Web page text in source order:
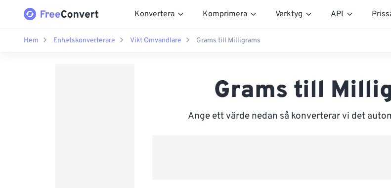
Konvertera Komprimera Verktyg API
Hem Enhetskonverterare Vikt Omvandlare Grams till Milligrams
Grams till
Ange ett värde nedan så konverterar vi det